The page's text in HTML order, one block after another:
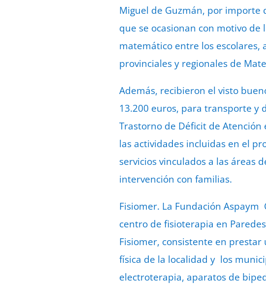
Miguel de Guzmán, por importe
que se ocasionan con motivo
matemático entre los escolares,
provinciales y regionales de
Además, recibieron el visto
13.200 euros, para transporte y
Trastorno de Déficit de
las actividades incluidas en el
servicios vinculados a las áreas
intervención con familias.
Fisiomer. La Fundación
centro de fisioterapia en
Fisiomer, consistente en
física de la localidad y los
electroterapia, aparatos de